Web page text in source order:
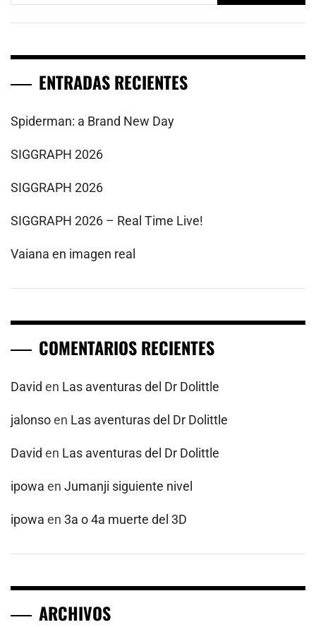
ENTRADAS RECIENTES
Spiderman: a Brand New Day
SIGGRAPH 2026
SIGGRAPH 2026
SIGGRAPH 2026 – Real Time Live!
Vaiana en imagen real
COMENTARIOS RECIENTES
David en Las aventuras del Dr Dolittle
jalonsoen Las aventuras del Dr Dolittle
David en Las aventuras del Dr Dolittle
ipowa en Jumanji siguiente nivel
ipowa en 3a o 4a muerte del 3D
ARCHIVOS